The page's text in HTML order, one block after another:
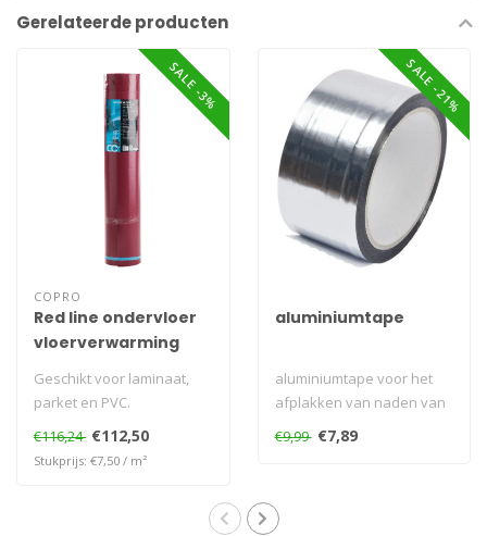
Gerelateerde producten
SALE -3%
COPRO
Red line ondervloer
vloerverwarming
Geschikt voor laminaat,
parket en PVC.
vloerverwarming en
vloerkoeling. 10dB gel..
€116,24 €112,50
Stukprijs: €7,50 / m²
SALE -21%
aluminiumtape
aluminiumtape voor het
afplakken van naden van
de ondervloer
€9,99 €7,89